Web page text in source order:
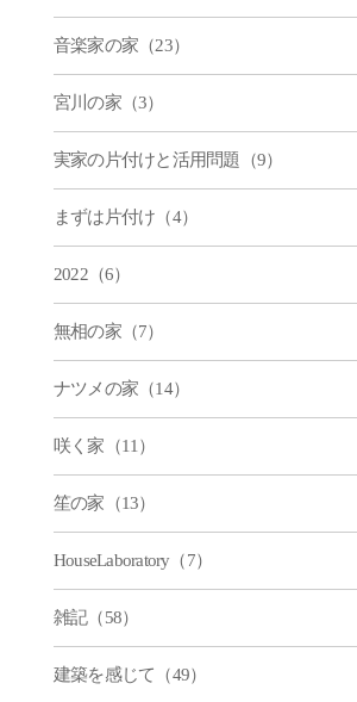
音楽家の家（23）
宮川の家（3）
実家の片付けと活用問題（9）
まずは片付け（4）
2022（6）
無相の家（7）
ナツメの家（14）
咲く家（11）
笙の家（13）
HouseLaboratory（7）
雑記（58）
建築を感じて（49）